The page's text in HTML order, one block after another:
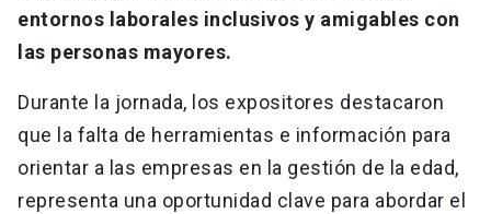
entornos laborales inclusivos y amigables con
las personas mayores.
Durante la jornada, los expositores destacaron
que la falta de herramientas e información para
orientar a las empresas en la gestión de la edad,
representa una oportunidad clave para abordar el